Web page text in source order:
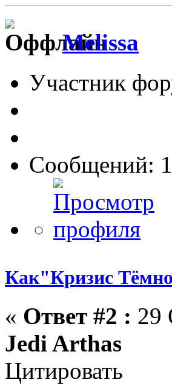
Melissa
Участник
Сообщений:
Как"Кризис
« Ответ #2 : 29
Jedi Arthas
Цитировать